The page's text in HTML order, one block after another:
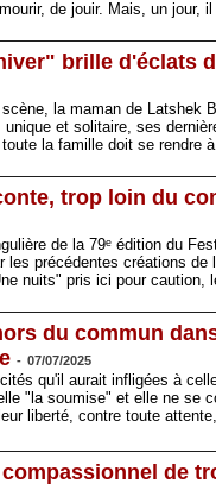
de jouir. Mais, un jour,
brille d'éclats
la maman de Latshek
et solitaire, ses
la famille doit se rendre
trop loin du
de la 79ᵉ édition du
précédentes créations de
nuits" pris ici pour caution,
du commun
- 07/07/2025
qu'il aurait infligées à
"la soumise" et elle ne se
liberté, contre toute
de